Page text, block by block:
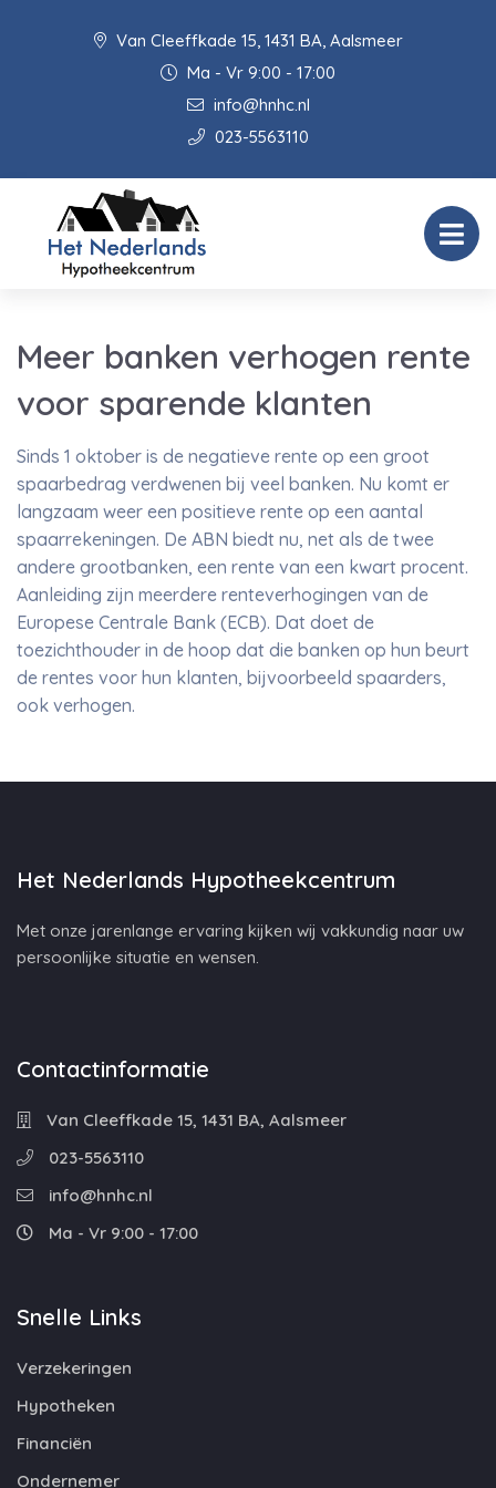
Van Cleeffkade 15, 1431 BA, Aalsmeer
Ma - Vr 9:00 - 17:00
info@hnhc.nl
023-5563110
Meer banken verhogen rente
voor sparende klanten
Sinds 1 oktober is de negatieve rente op een groot
spaarbedrag verdwenen bij veel banken. Nu komt er
langzaam weer een positieve rente op een aantal
spaarrekeningen. De ABN biedt nu, net als de twee
andere grootbanken, een rente van een kwart procent.
Aanleiding zijn meerdere renteverhogingen van de
Europese Centrale Bank (ECB). Dat doet de
toezichthouder in de hoop dat die banken op hun beurt
de rentes voor hun klanten, bijvoorbeeld spaarders,
ook verhogen.
Het Nederlands Hypotheekcentrum
Met onze jarenlange ervaring kijken wij vakkundig naar uw
persoonlijke situatie en wensen.
Contactinformatie
Van Cleeffkade 15, 1431 BA, Aalsmeer
023-5563110
info@hnhc.nl
Ma - Vr 9:00 - 17:00
Snelle Links
Verzekeringen
Hypotheken
Financiën
Ondernemer